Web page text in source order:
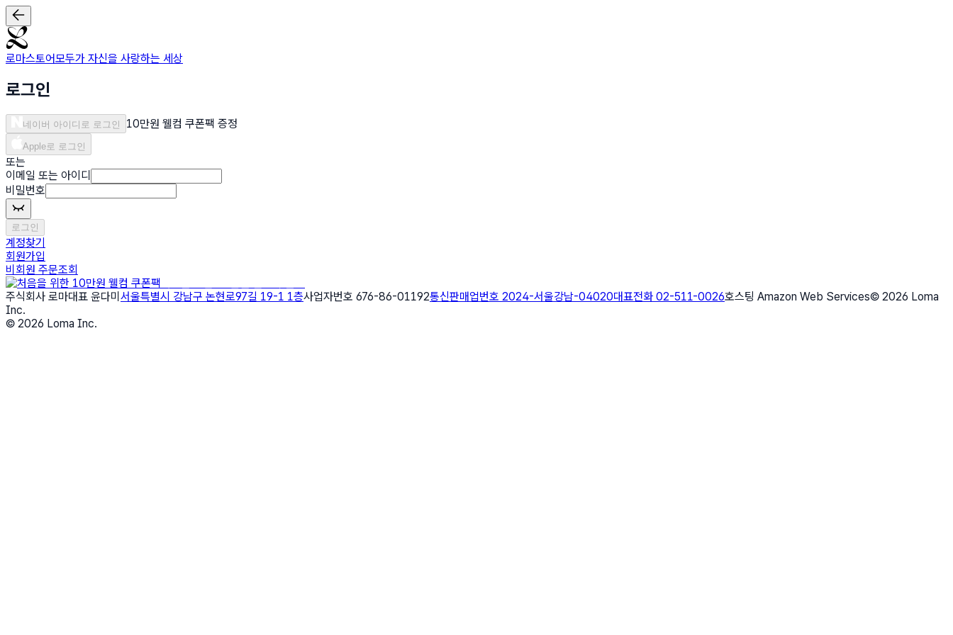
로마스토어모두가 자신을 사랑하는 세상
로그인
네이버 아이디로 로그인 10만원 웰컴 쿠폰팩 증정
Apple로 로그인
또는
이메일 또는 아이디
비밀번호
로그인
계정찾기
회원가입
비회원 주문조회
주식회사 로마대표 윤다미 서울특별시 강남구 논현로97길 19-1 1층사업자번호 676-86-01192통신판매업번호 2024-서울강남-04020대표전화 02-511-0026호스팅 Amazon Web Services© 2026 Loma
Inc.
© 2026 Loma Inc.